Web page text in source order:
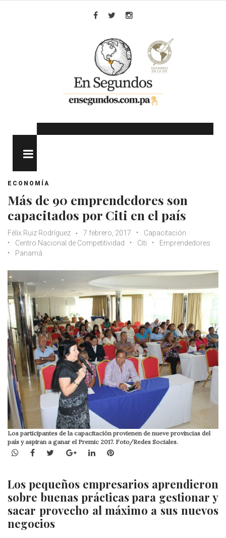
ECONOMÍA
Más de 90 emprendedores son
capacitados por Citi en el país
Félix Ruiz Rodríguez 7 febrero, 2017
Capacitación
Centro Nacional de Competitividad
Citi
Emprendedores
Panamá
Los participantes de la capacitación provienen de nueve provincias del
país y aspiran a ganar el Premic 2017. Foto/Redes Sociales.
WhatsApp
Facebook
TwitterGoogle+LinkedInPinterest
Los pequeños empresarios aprendieron
sobre buenas prácticas para gestionar y
sacar provecho al máximo a sus nuevos
negocios